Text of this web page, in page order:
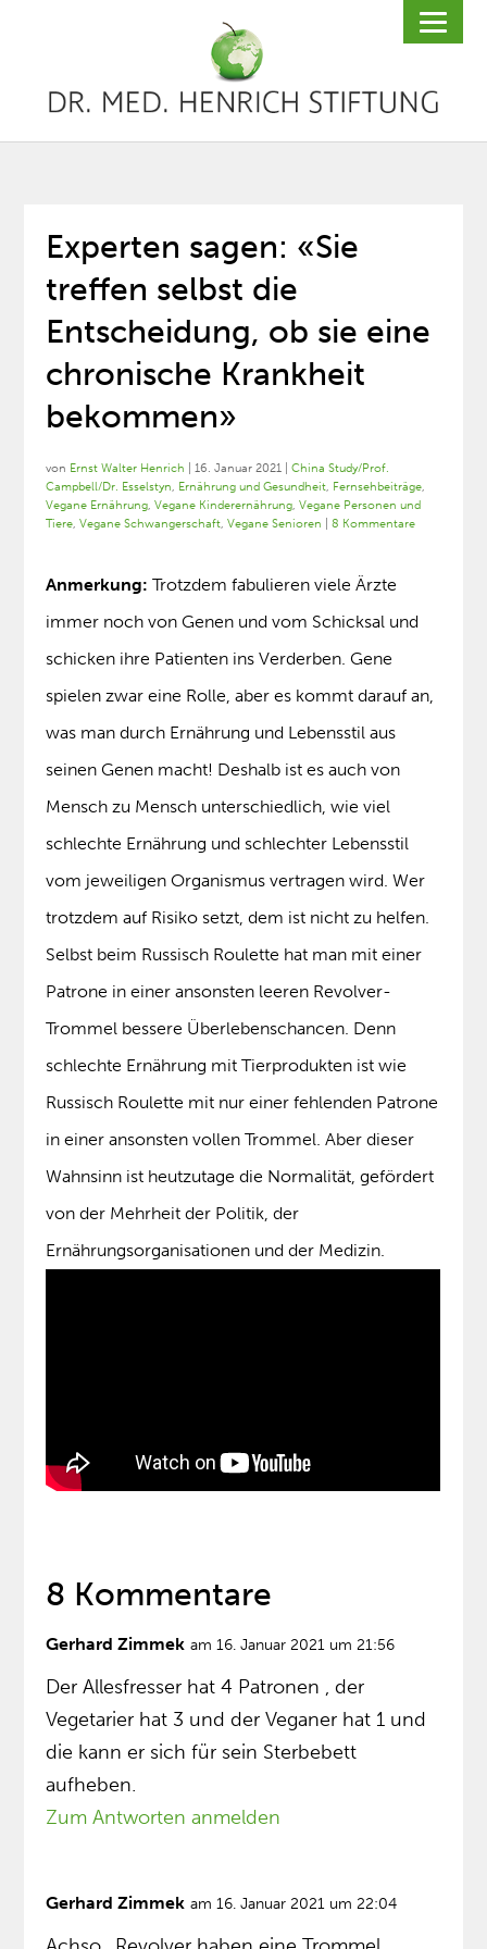
Experten sagen: «Sie
treffen selbst die
Entscheidung, ob sie eine
chronische Krankheit
bekommen»
von Ernst Walter Henrich |16. Januar 2021 |China Study/Prof.
Campbell/Dr. Esselstyn, Ernährung und Gesundheit, Fernsehbeiträge,
Vegane Ernährung,Vegane Kinderernährung,Vegane Personen und
Tiere,Vegane Schwangerschaft,Vegane Senioren |8 Kommentare
Anmerkung: Trotzdem fabulieren viele Ärzte
immer noch von Genen und vom Schicksal und
schicken ihre Patienten ins Verderben. Gene
spielen zwar eine Rolle, aber es kommt darauf an,
was man durch Ernährung und Lebensstil aus
seinen Genen macht! Deshalb ist es auch von
Mensch zu Mensch unterschiedlich, wie viel
schlechte Ernährung und schlechter Lebensstil
vom jeweiligen Organismus vertragen wird. Wer
trotzdem auf Risiko setzt, dem ist nicht zu helfen.
Selbst beim Russisch Roulette hat man mit einer
Patrone in einer ansonsten leeren Revolver-
Trommel bessere Überlebenschancen. Denn
schlechte Ernährung mit Tierprodukten ist wie
Russisch Roulette mit nur einer fehlenden Patrone
in einer ansonsten vollen Trommel. Aber dieser
Wahnsinn ist heutzutage die Normalität, gefördert
von der Mehrheit der Politik, der
Ernährungsorganisationen und der Medizin.
8 Kommentare
Gerhard Zimmek am 16. Januar 2021 um 21:56
Der Allesfresser hat 4 Patronen , der
Vegetarier hat 3 und der Veganer hat 1 und
die kann er sich für sein Sterbebett
aufheben.
Zum Antworten anmelden
Gerhard Zimmek am 16. Januar 2021 um 22:04